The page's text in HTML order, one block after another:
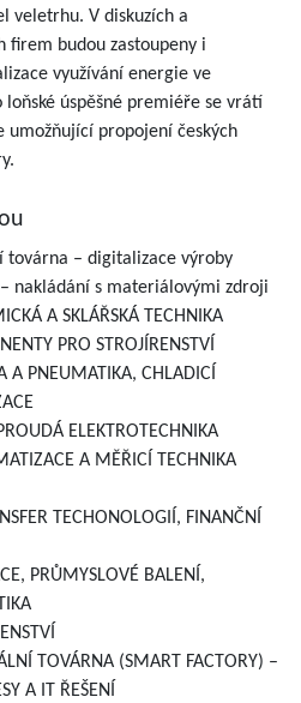
veletrhu. V diskuzích a
firem budou zastoupeny i
využívání energie ve
úspěšné premiéře se vrátí
umožňující propojení českých
továrna – digitalizace výroby
nakládání s materiálovými zdroji
A SKLÁŘSKÁ TECHNIKA
PRO STROJÍRENSTVÍ
A PNEUMATIKA, CHLADICÍ
ELEKTROTECHNIKA
A MĚŘICÍ TECHNIKA
TECHONOLOGIÍ, FINANČNÍ
PRŮMYSLOVÉ BALENÍ,
TOVÁRNA (SMART FACTORY) –
A IT ŘEŠENÍ